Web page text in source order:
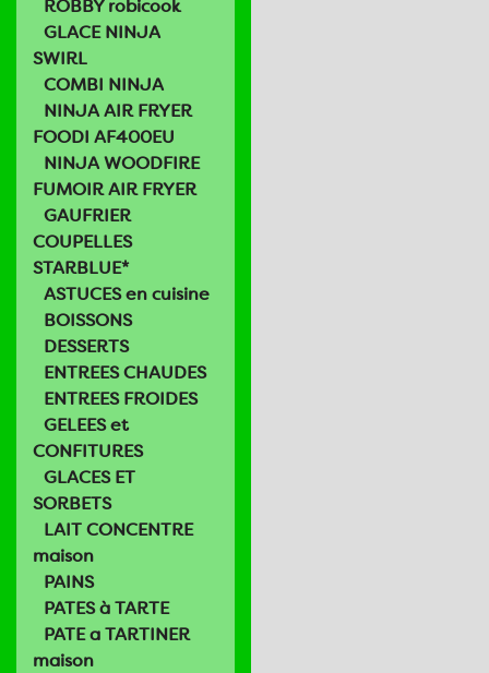
ROBBY robicook
GLACE NINJA
SWIRL
COMBI NINJA
NINJA AIR FRYER
FOODI AF400EU
NINJA WOODFIRE
FUMOIR AIR FRYER
GAUFRIER
COUPELLES
STARBLUE*
ASTUCES en cuisine
BOISSONS
DESSERTS
ENTREES CHAUDES
ENTREES FROIDES
GELEES et
CONFITURES
GLACES ET
SORBETS
LAIT CONCENTRE
maison
PAINS
PATES à TARTE
PATE a TARTINER
maison